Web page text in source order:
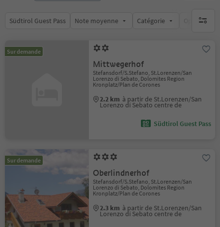
Südtirol Guest Pass Note moyenne Catégorie Options de
aucun
Sur demande
Mittwegerhof
Stefansdorf/S.Stefano, St.Lorenzen/San
Lorenzo di Sebato, Dolomites Region
Kronplatz/Plan de Corones
2.2 km à partir de St.Lorenzen/San
Lorenzo di Sebato centre de
Südtirol Guest Pass
Sur demande
Oberlindnerhof
Stefansdorf/S.Stefano, St.Lorenzen/San
Lorenzo di Sebato, Dolomites Region
Kronplatz/Plan de Corones
2.3 km à partir de St.Lorenzen/San
Lorenzo di Sebato centre de